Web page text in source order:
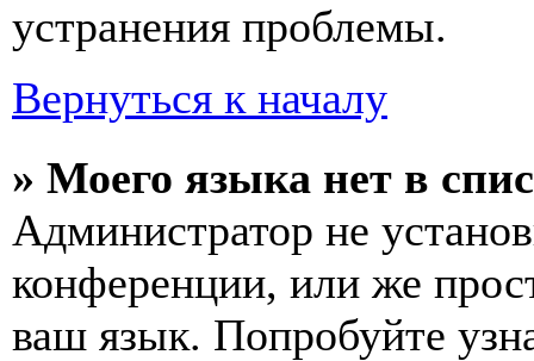
устранения проблемы.
Вернуться к началу
» Моего языка нет в
Администратор не
конференции, или же
ваш язык. Попробуйте